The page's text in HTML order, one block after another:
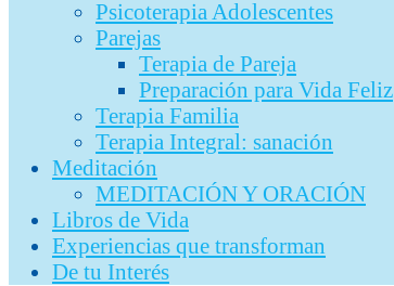
Psicoterapia Adolescentes
Parejas
Terapia de Pareja
Preparación para Vida Feliz
Terapia Familia
Terapia Integral: sanación
Meditación
MEDITACIÓN Y ORACIÓN
Libros de Vida
Experiencias que transforman
De tu Interés